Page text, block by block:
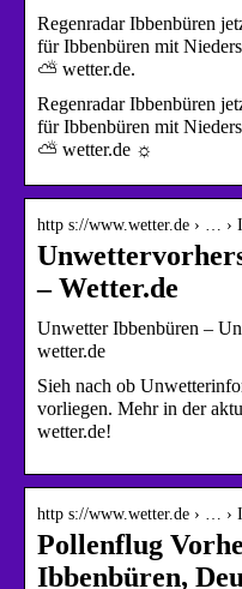
Regenradar Ibbenbüren
für Ibbenbüren mit
⛅ wetter.de.
Regenradar Ibbenbüren
für Ibbenbüren mit
⛅ wetter.de ☼
http s://www.wetter.de › … ›
– Wetter.de
Unwetter Ibbenbüren –
wetter.de
Sieh nach ob
vorliegen. Mehr in der
wetter.de!
http s://www.wetter.de › … ›
Pollenflug
Ibbenbüren,